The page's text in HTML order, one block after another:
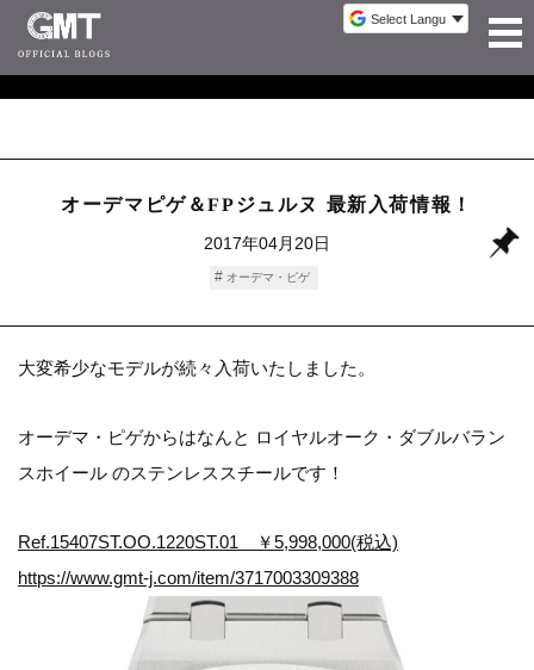
オーデマピゲ＆FPジュルヌ 最新入荷情報！
2017年04月20日
オーデマ・ピゲ
大変希少なモデルが続々入荷いたしました。
オーデマ・ピゲからはなんと ロイヤルオーク・ダブルバラン
スホイール のステンレススチールです！
Ref.15407ST.OO.1220ST.01 ￥5,998,000(税込)
https://www.gmt-j.com/item/3717003309388